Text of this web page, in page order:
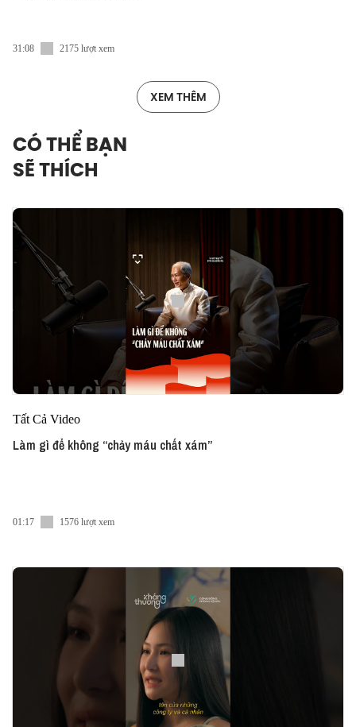
31:08 2175 lượt xem
XEM THÊM
CÓ THỂ BẠN
SẼ THÍCH
Tất Cả Video
Làm gì để không “chảy máu chất xám”
01:17 1576 lượt xem